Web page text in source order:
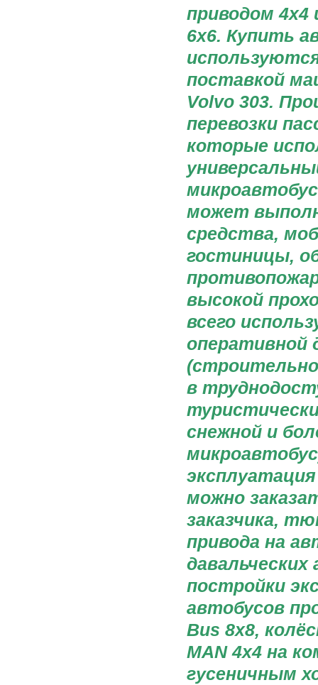
приводом 4х4
6х6. Купить
поставкой
Volvo 303.
перевозки
которые
может
средства,
гостиницы,
высокой
всего
оперативной
в
снежной и
можно
заказчика,
привода на
постройки
автобусов
Bus 8x8,
MAN 4x4 на
гусеничным